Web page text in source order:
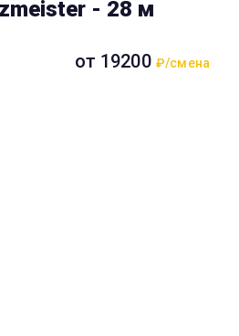
- 28 м
от 19200 ₽/смена